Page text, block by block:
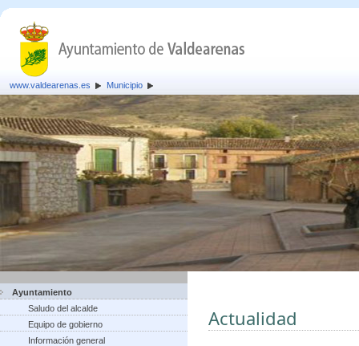
www.valdearenas.es Municipio
Ayuntamiento
Saludo del alcalde
Equipo de gobierno
Información general
Actualidad